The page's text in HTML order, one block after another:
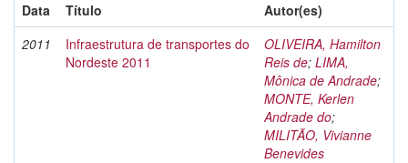
Data
Título
Autor(es)
2011
Infraestrutura de transportes do
Nordeste 2011
OLIVEIRA, Hamilton
Reis de; LIMA,
Mônica de Andrade;
MONTE, Kerlen
Andrade do;
MILITÃO, Vivianne
Benevides